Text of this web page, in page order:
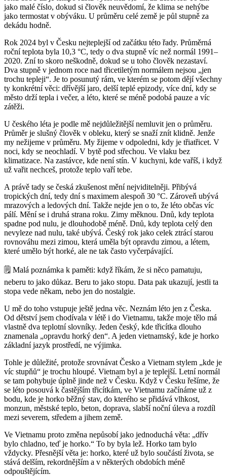
jako malé číslo, dokud si člověk neuvědomí, že klima se nehýbe
jako termostat v obýváku. U průměru celé země je půl stupně za
dekádu hodně.
Rok 2024 byl v Česku nejteplejší od začátku této řady. Průměrná
roční teplota byla 10,3 °C, tedy o dva stupně víc než normál 1991–
2020. Zní to skoro neškodně, dokud se u toho člověk nezastaví.
Dva stupně v jednom roce nad třicetiletým normálem nejsou „jen
trochu tepleji“. Je to posunutý rám, ve kterém se potom dějí všechny
ty konkrétní věci: dřívější jaro, delší teplé epizody, více dní, kdy se
město drží tepla i večer, a léto, které se méně podobá pauze a víc
zátěži.
U českého léta je podle mě nejdůležitější nemluvit jen o průměru.
Průměr je slušný člověk v obleku, který se snaží znít klidně. Jenže
my nežijeme v průměru. My žijeme v odpoledni, kdy je třiatřicet. V
noci, kdy se neochladí. V bytě pod střechou. Ve vlaku bez
klimatizace. Na zastávce, kde není stín. V kuchyni, kde vaříš, i když
už vařit nechceš, protože teplo vaří tebe.
A právě tady se česká zkušenost mění nejviditelněji. Přibývá
tropických dní, tedy dní s maximem alespoň 30 °C. Zároveň ubývá
mrazových a ledových dní. Takže nejde jen o to, že léto občas víc
pálí. Mění se i druhá strana roku. Zimy měknou. Dnů, kdy teplota
spadne pod nulu, je dlouhodobě méně. Dnů, kdy teplota celý den
nevyleze nad nulu, také ubývá. Český rok jako celek ztrácí starou
rovnováhu mezi zimou, která uměla být opravdu zimou, a létem,
které umělo být horké, ale ne tak často vyčerpávající.
🗒️ Malá poznámka k paměti: když říkám, že si něco pamatuju,
neberu to jako důkaz. Beru to jako stopu. Data pak ukazují, jestli ta
stopa vede někam, nebo jen do nostalgie.
U mě do toho vstupuje ještě jedna věc. Neznám léto jen z Česka.
Od dětství jsem chodívala v létě i do Vietnamu, takže moje tělo má
vlastně dva teplotní slovníky. Jeden český, kde třicítka dlouho
znamenala „opravdu horký den“. A jeden vietnamský, kde je horko
základní jazyk prostředí, ne výjimka.
Tohle je důležité, protože srovnávat Česko a Vietnam stylem „kde je
víc stupňů“ je trochu hloupé. Vietnam byl a je teplejší. Letní normál
se tam pohybuje úplně jinde než v Česku. Když v Česku řešíme, že
se léto posouvá k častějším třicítkám, ve Vietnamu začínáme už z
bodu, kde je horko běžný stav, do kterého se přidává vlhkost,
monzun, městské teplo, beton, doprava, slabší noční úleva a rozdíl
mezi severem, středem a jihem země.
Ve Vietnamu proto změna nepůsobí jako jednoduchá věta: „dřív
bylo chladno, teď je horko.“ To by byla lež. Horko tam bylo
vždycky. Přesnější věta je: horko, které už bylo součástí života, se
stává delším, rekordnějším a v některých obdobích méně
odpouštějícím.